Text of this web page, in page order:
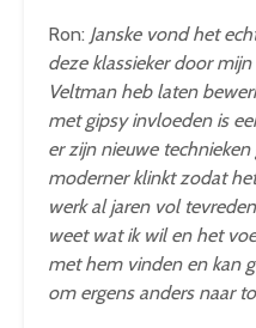
Ron: Janske vond het
deze klassieker door
Veltman heb laten
met gipsy invloeden is
er zijn nieuwe
moderner klinkt zodat
werk al jaren vol
weet wat ik wil en het
met hem vinden en kan
om ergens anders naar